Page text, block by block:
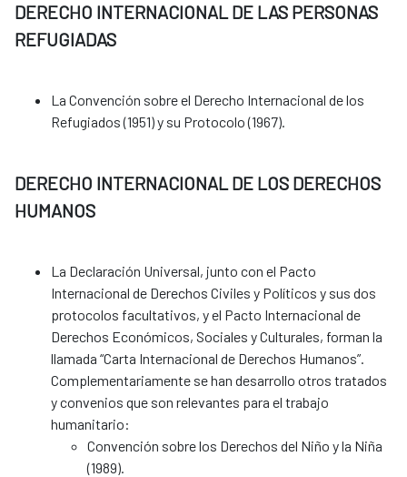
DERECHO INTERNACIONAL DE LAS PERSONAS
REFUGIADAS
La Convención sobre el Derecho Internacional de los
Refugiados (1951) y su Protocolo (1967).
DERECHO INTERNACIONAL DE LOS DERECHOS
HUMANOS
La Declaración Universal, junto con el Pacto
Internacional de Derechos Civiles y Políticos y sus dos
protocolos facultativos, y el Pacto Internacional de
Derechos Económicos, Sociales y Culturales, forman la
llamada “Carta Internacional de Derechos Humanos”.
Complementariamente se han desarrollo otros tratados
y convenios que son relevantes para el trabajo
humanitario:
Convención sobre los Derechos del Niño y la Niña
(1989).